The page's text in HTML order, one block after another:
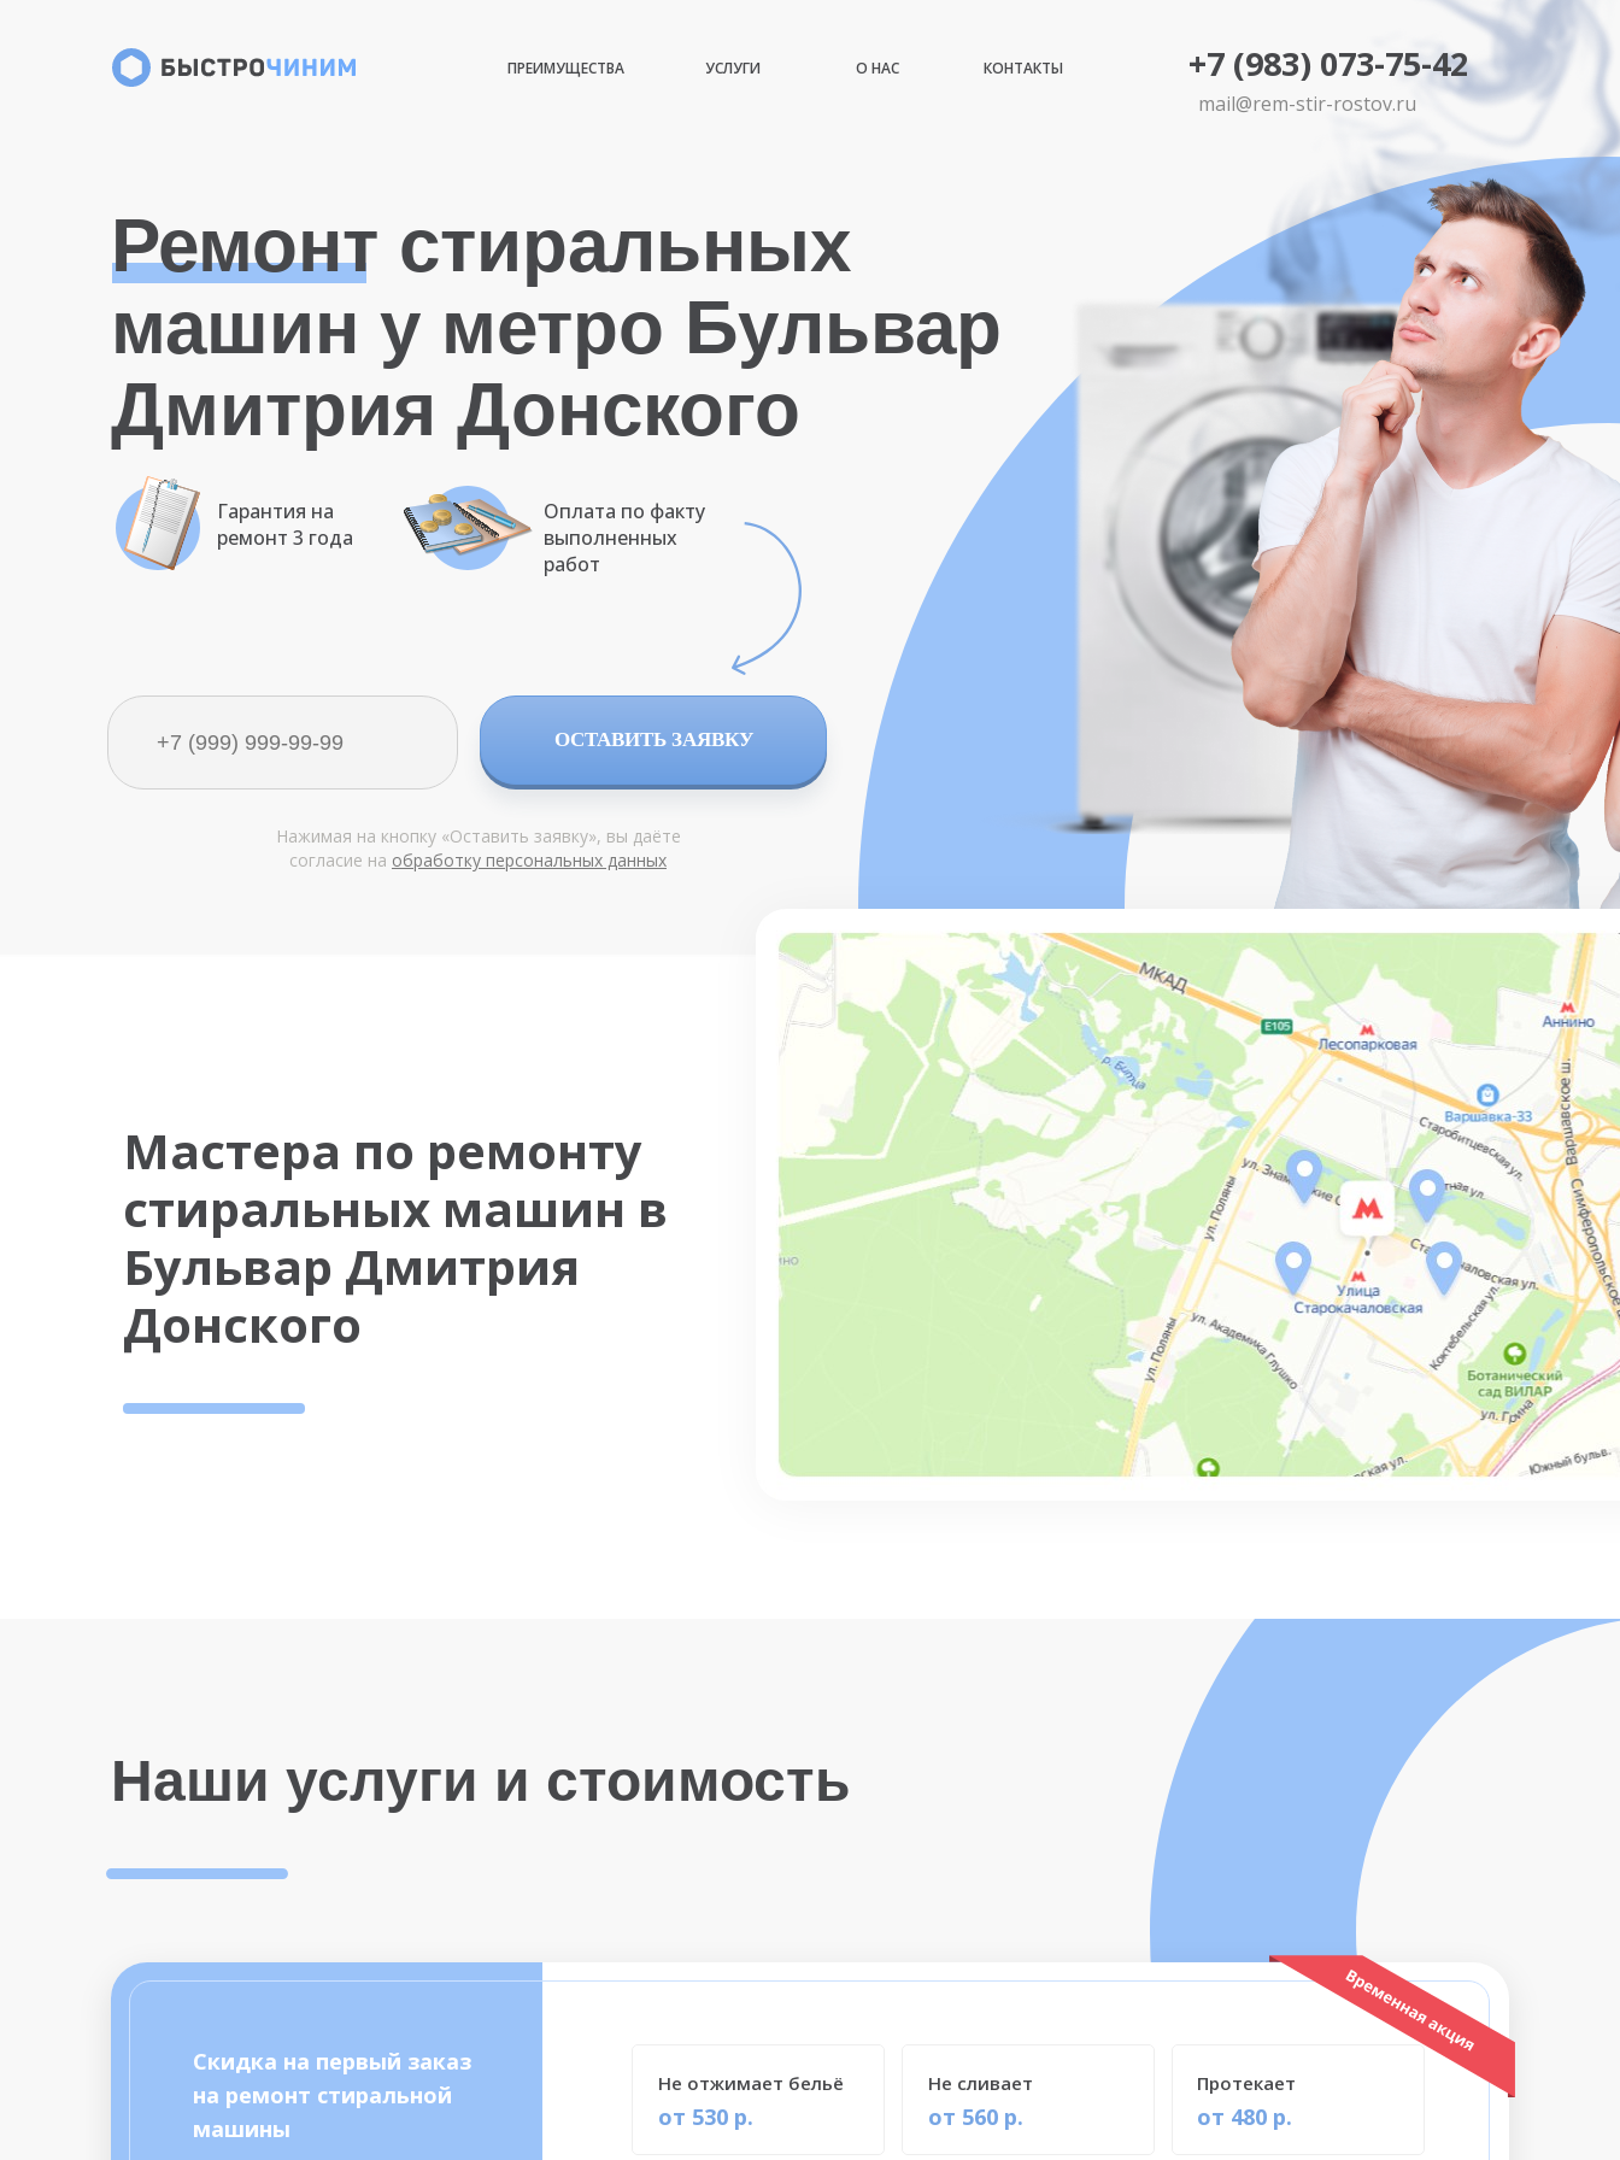
Ремонт стиральных
машин у метро Бульвар
Дмитрия Донского
Гарантия на
ремонт 3 года
Оплата по факту
выполненных
работ
Нажимая на кнопку «Оставить заявку», вы даёте
согласие на обработку персональных данных
+7 (983) 073-75-42
mail@rem-stir-rostov.ru
ОСТАВИТЬ ЗАЯВКУ
О НАС
ПРЕИМУЩЕСТВА УСЛУГИ КОНТАКТЫ
Мастера по ремонту
стиральных машин в
Бульвар Дмитрия
Донского
Наши услуги и стоимость
Скидка на первый заказ
на ремонт стиральной
машины
от 530 р.
Не отжимает бельё
от 560 р.
Не сливает
от 480 р.
Протекает